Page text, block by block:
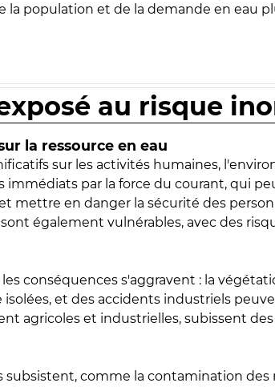
la population et de la demande en eau
au risque
la ressource en eau
sur les activités humaines,
immédiats par la force du courant, qui
mettre en danger la sécurité des
également vulnérables, avec des
conséquences s'aggravent : la
et des accidents industriels
agricoles et industrielles, subissent
subsistent, comme la contamination des